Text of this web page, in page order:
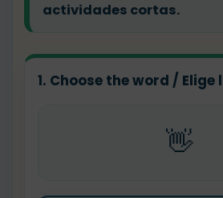
actividades cortas.
1. Choose the word /
👋